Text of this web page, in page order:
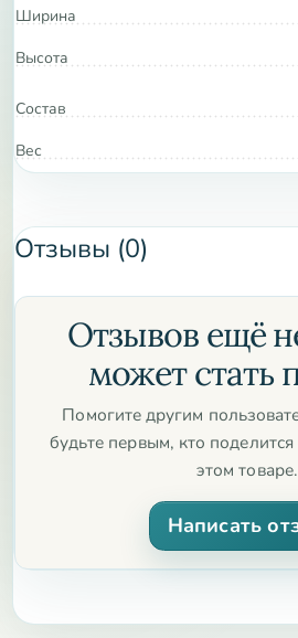
аксессуар, который прослужит
уникального рюкзака – закажите
почувствуйте все преимущества
Ширина
Высота
Состав
Вес
Отзывы (0)
Отзывов ещё
может стать
Помогите другим
будьте первым, кто
этом товаре.
Написать